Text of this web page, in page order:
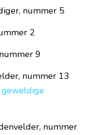
nummer 5
2
9
nummer 13
nummer